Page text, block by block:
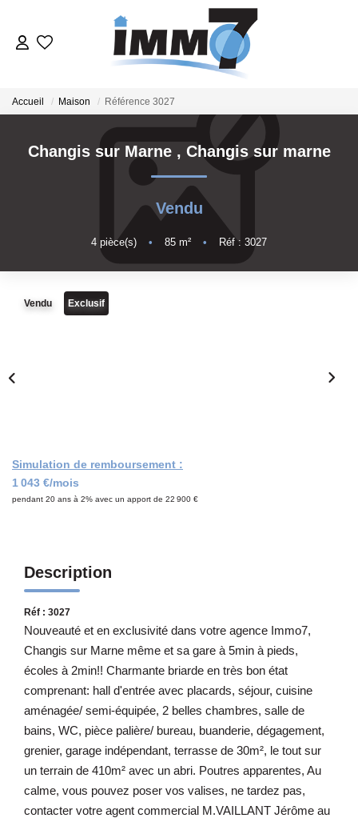
LOUER
GERER
VENDRE
ESTIMER
Accueil Maison Référence 3027
Changis sur Marne , Changis sur marne
Vendu
4 pièce(s) • 85 m² • Réf : 3027
Vendu Exclusif
Simulation de remboursement :
1 043 €/mois
pendant 20 ans à 2% avec un apport de 22 900 €
Description
Réf : 3027
Nouveauté et en exclusivité dans votre agence Immo7,
Changis sur Marne même et sa gare à 5min à pieds,
écoles à 2min!! Charmante briarde en très bon état
comprenant: hall d'entrée avec placards, séjour, cuisine
aménagée/ semi-équipée, 2 belles chambres, salle de
bains, WC, pièce palière/ bureau, buanderie, dégagement,
grenier, garage indépendant, terrasse de 30m², le tout sur
un terrain de 410m² avec un abri. Poutres apparentes, Au
calme, vous pouvez poser vos valises, ne tardez pas,
contacter votre agent commercial M.VAILLANT Jérôme au